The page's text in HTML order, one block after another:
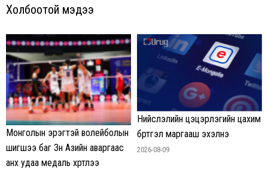
Холбоотой мэдээ
Монголын эрэгтэй волейболын
шигшээ баг Зүүн Азийн аваргаас
анх удаа медаль хүртлээ
Нийслэлийн цэцэрлэгийн цахим
бүртгэл маргааш эхэлнэ
2026-08-09